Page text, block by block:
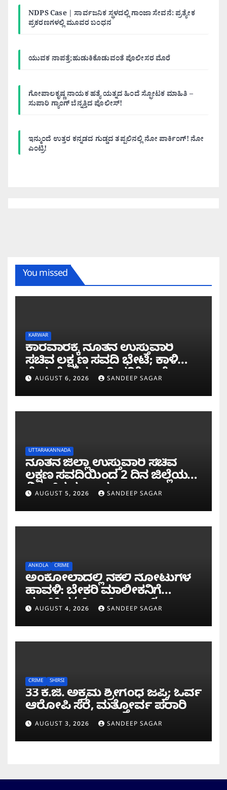
NDPS Case | ಸಾರ್ವಜನಿಕ ಸ್ಥಳದಲ್ಲಿ ಗಾಂಜಾ ಸೇವನೆ: ಪ್ರತ್ಯೇಕ
ಪ್ರಕರಣಗಳಲ್ಲಿ ಮೂವರ ಬಂಧನ
ಯುವಕ ನಾಪತ್ತೆ;ಹುಡುಕಿಕೊಡುವಂತೆ ಪೊಲೀಸರ ಮೊರೆ
ಗೋಪಾಲಕೃಷ್ಣ ನಾಯಕ ಹತ್ಯೆ ಯತ್ನದ ಹಿಂದೆ ಸ್ಫೋಟಕ ಮಾಹಿತಿ –
ಸುಪಾರಿ ಗ್ಯಾಂಗ್ ಬೆನ್ನತ್ತಿದ ಪೊಲೀಸ್!
ಇನ್ಮುಂದೆ ಉತ್ತರ ಕನ್ನಡದ ಗುಡ್ಡದ ತಪ್ಪಲಿನಲ್ಲಿ ನೋ ಪಾರ್ಕಿಂಗ್! ನೋ
ಎಂಟ್ರಿ!
You missed
KARWAR
ಕಾರವಾರಕ್ಕೆ ನೂತನ ಉಸ್ತುವಾರಿ
ಸಚಿವ ಲಕ್ಷ್ಮಣ ಸವದಿ ಭೇಟಿ; ಕಾಳಿ
ಸೇತುವೆ ಕಾಮಗಾರಿ ಪರಿಶೀಲನೆ
AUGUST 6, 2026 SANDEEP SAGAR
UTTARAKANNADA
ನೂತನ ಜಿಲ್ಲಾ ಉಸ್ತುವಾರಿ ಸಚಿವ
ಲಕ್ಷಣ ಸವದಿಯಿಂದ 2 ದಿನ ಜಿಲ್ಲೆಯಲ್ಲಿ
ಮಿಂಚಿನ ಸಂಚಾರ
AUGUST 5, 2026 SANDEEP SAGAR
ANKOLA CRIME
ಅಂಕೋಲಾದಲ್ಲಿ ನಕಲಿ ನೋಟುಗಳ
ಹಾವಳಿ: ಬೇಕರಿ ಮಾಲೀಕನಿಗೆ
ವಂಚಿಸಿದ ‘ಚಿಲ್ಡ್ರನ್ ಬ್ಯಾಂಕ್’
AUGUST 4, 2026 SANDEEP SAGAR
CRIME SHIRSI
33 ಕೆ.ಜಿ. ಅಕ್ರಮ ಶ್ರೀಗಂಧ ಜಪ್ತಿ; ಓರ್ವ
ಆರೋಪಿ ಸೆರೆ, ಮತ್ತೋರ್ವ ಪರಾ​​ರಿ
AUGUST 3, 2026 SANDEEP SAGAR